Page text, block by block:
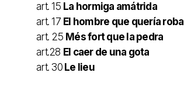
art. 15 La hormiga amátrida
art. 17 El hombre que quería
art. 25 Més fort que la pedra
art.28 El caer de una gota
art. 30Le lieu